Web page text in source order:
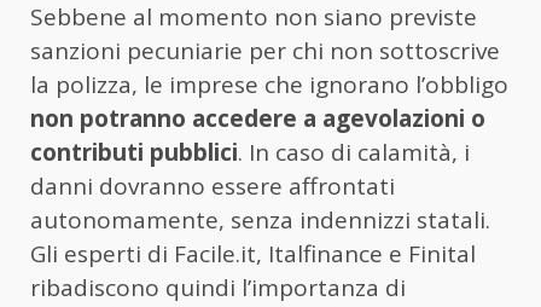
Sebbene al momento non siano previste
sanzioni pecuniarie per chi non sottoscrive
la polizza, le imprese che ignorano l’obbligo
non potranno accedere a agevolazioni o
contributi pubblici. In caso di calamità, i
danni dovranno essere affrontati
autonomamente, senza indennizzi statali.
Gli esperti di Facile.it, Italfinance e Finital
ribadiscono quindi l’importanza di